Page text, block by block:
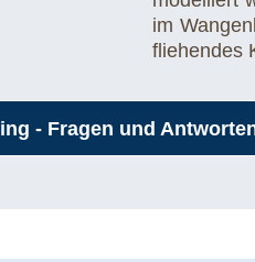
im
fliehendes
- Fragen und